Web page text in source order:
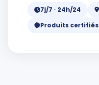
7j/7 · 24h/24
Produits certifiés